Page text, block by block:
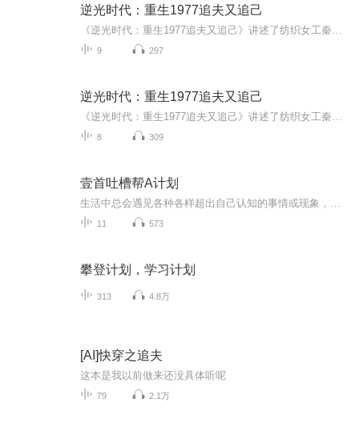
逆光时代：重生1977追夫又追己
9 297
逆光时代：重生1977追夫又追己
8 309
壹首吐槽帮A计划
11 573
攀登计划，学习计划
313 4.8万
[AI]快穿之追夫
这本是我以前做来还没具体听呢
79 2.1万